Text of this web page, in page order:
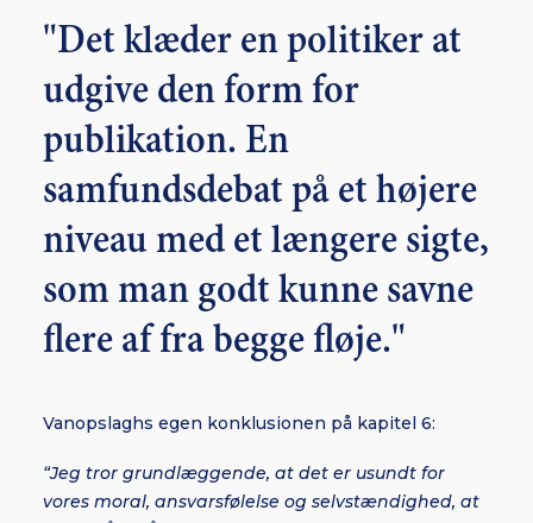
"Det klæder en politiker at
udgive den form for
publikation. En
samfundsdebat på et højere
niveau med et længere sigte,
som man godt kunne savne
flere af fra begge fløje."
Vanopslaghs egen konklusionen på kapitel 6:
“Jeg tror grundlæggende, at det er usundt for
vores moral, ansvarsfølelse og selvstændighed, at